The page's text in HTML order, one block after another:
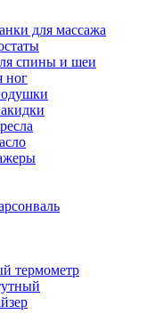
для массажа
спины и шеи
ног
термометр